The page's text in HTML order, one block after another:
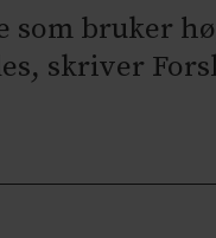
som bruker
skriver